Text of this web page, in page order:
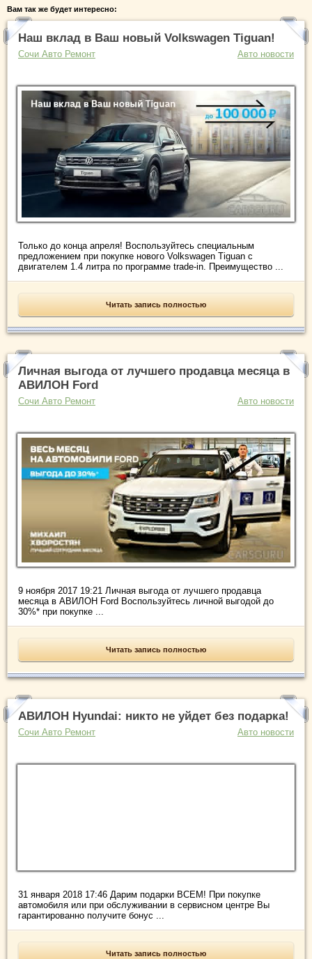
Вам так же будет интересно:
Наш вклад в Ваш новый Volkswagen Tiguan!
Сочи Авто Ремонт Авто новости
Только до конца апреля! Воспользуйтесь специальным
предложением при покупке нового Volkswagen Tiguan c
двигателем 1.4 литра по программе trade-in. Преимущество ...
Читать запись полностью
Личная выгода от лучшего продавца месяца в
АВИЛОН Ford
Сочи Авто Ремонт Авто новости
9 ноября 2017 19:21 Личная выгода от лучшего продавца
месяца в АВИЛОН Ford Воспользуйтесь личной выгодой до
30%* при покупке ...
Читать запись полностью
АВИЛОН Hyundai: никто не уйдет без подарка!
Сочи Авто Ремонт Авто новости
31 января 2018 17:46 Дарим подарки ВСЕМ! При покупке
автомобиля или при обслуживании в сервисном центре Вы
гарантированно получите бонус ...
Читать запись полностью